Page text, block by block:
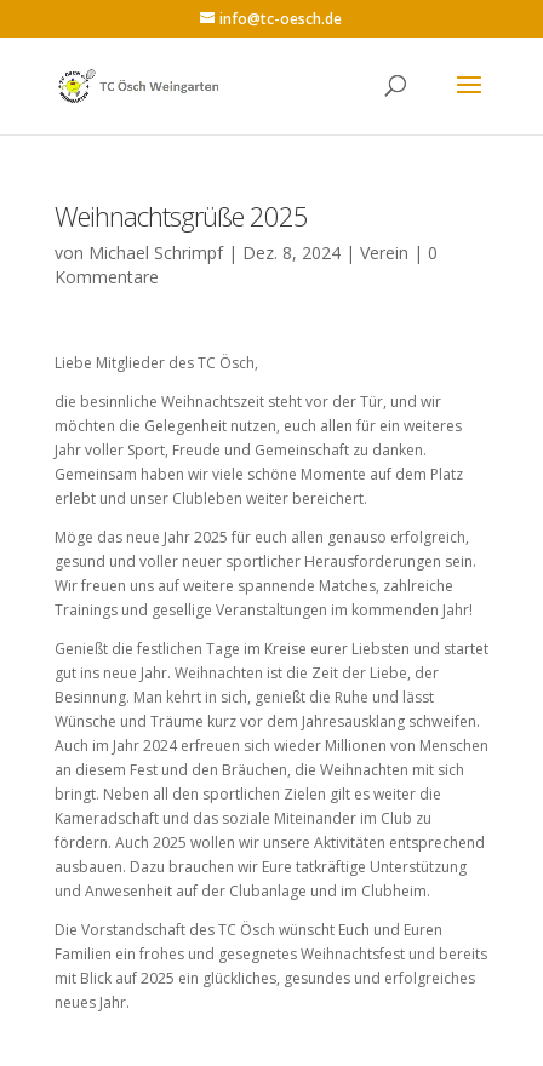
info@tc-oesch.de
Weihnachtsgrüße 2025
von Michael Schrimpf| Dez. 8, 2024| Verein | 0
Kommentare
Liebe Mitglieder des TC Ösch,
die besinnliche Weihnachtszeit steht vor der Tür, und wir
möchten die Gelegenheit nutzen, euch allen für ein weiteres
Jahr voller Sport, Freude und Gemeinschaft zu danken.
Gemeinsam haben wir viele schöne Momente auf dem Platz
erlebt und unser Clubleben weiter bereichert.
Möge das neue Jahr 2025 für euch allen genauso erfolgreich,
gesund und voller neuer sportlicher Herausforderungen sein.
Wir freuen uns auf weitere spannende Matches, zahlreiche
Trainings und gesellige Veranstaltungen im kommenden Jahr!
Genießt die festlichen Tage im Kreise eurer Liebsten und startet
gut ins neue Jahr. Weihnachten ist die Zeit der Liebe, der
Besinnung. Man kehrt in sich, genießt die Ruhe und lässt
Wünsche und Träume kurz vor dem Jahresausklang schweifen.
Auch im Jahr 2024 erfreuen sich wieder Millionen von Menschen
an diesem Fest und den Bräuchen, die Weihnachten mit sich
bringt. Neben all den sportlichen Zielen gilt es weiter die
Kameradschaft und das soziale Miteinander im Club zu
fördern. Auch 2025 wollen wir unsere Aktivitäten entsprechend
ausbauen. Dazu brauchen wir Eure tatkräftige Unterstützung
und Anwesenheit auf der Clubanlage und im Clubheim.
Die Vorstandschaft des TC Ösch wünscht Euch und Euren
Familien ein frohes und gesegnetes Weihnachtsfest und bereits
mit Blick auf 2025 ein glückliches, gesundes und erfolgreiches
neues Jahr.